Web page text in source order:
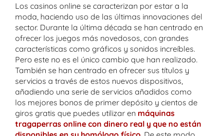
Los casinos online se caracterizan por estar a la
moda, haciendo uso de las últimas innovaciones del
sector. Durante la última década se han centrado en
ofrecer los juegos más novedosos, con grandes
características como gráficos y sonidos increíbles.
Pero este no es el único cambio que han realizado.
También se han centrado en ofrecer sus títulos y
servicios a través de estos nuevos dispositivos,
añadiendo una serie de servicios añadidos como
los mejores bonos de primer depósito y cientos de
giros gratis que puedes utilizar en máquinas
tragaperras online con dinero real y que no están